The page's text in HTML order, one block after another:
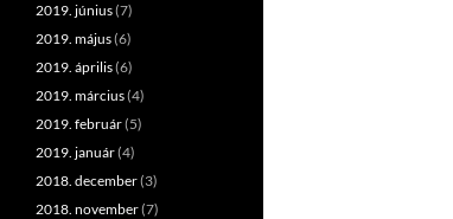
2019. június(7)
2019. május(6)
2019. április(6)
2019. március(4)
2019. február(5)
2019. január(4)
2018. december(3)
2018. november(7)